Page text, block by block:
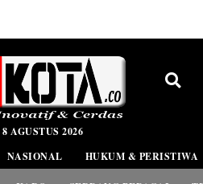
AGUSTUS 2026
NASIONAL HUKUM & PERISTIWA